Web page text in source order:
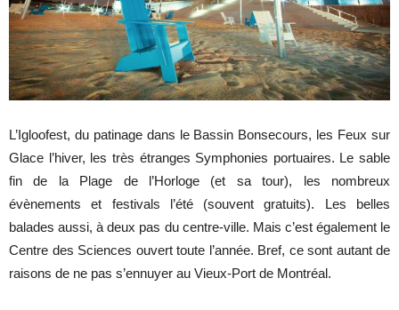
L’Igloofest, du patinage dans le Bassin Bonsecours, les Feux sur
Glace l’hiver, les très étranges Symphonies portuaires. Le sable
fin de la Plage de l’Horloge (et sa tour), les nombreux
évènements et festivals l’été (souvent gratuits). Les belles
balades aussi, à deux pas du centre-ville. Mais c’est également le
Centre des Sciences ouvert toute l’année. Bref, ce sont autant de
raisons de ne pas s’ennuyer au Vieux-Port de Montréal.